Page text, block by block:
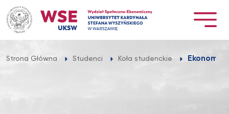
Przejdź
do
treści
Strona Główna Studenci Koła studenckie Ekonomia